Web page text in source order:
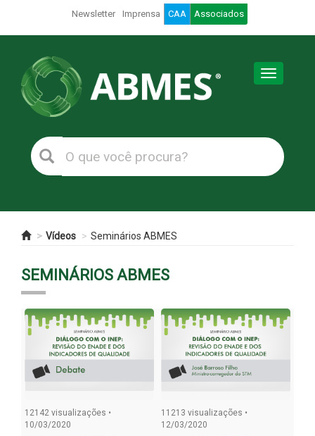
Newsletter Imprensa CAA Associados
Toggle
Vídeos Seminários ABMES
SEMINÁRIOS ABMES
12142 visualizações •
10/03/2020
11213 visualizações •
12/03/2020